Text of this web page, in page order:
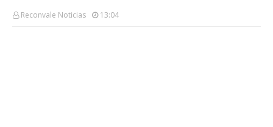
Reconvale Noticias 13:04